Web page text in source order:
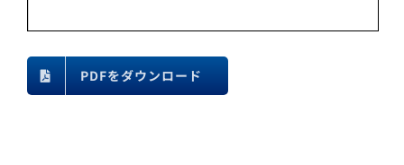
PDFをダウンロード